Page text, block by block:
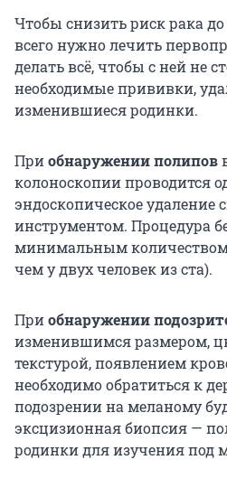
Чтобы снизить риск рака
всего нужно лечить
делать всё, чтобы с ней не
необходимые прививки,
изменившиеся родинки.
Приобнаружении полипов
колоноскопии проводится
эндоскопическое удаление
инструментом. Процедура
минимальным
чем у двух человек из ста).
Приобнаружении
изменившимся размером,
текстурой, появлением
необходимо обратиться к
подозрении на меланому
эксцизионная биопсия —
родинки для изучения под